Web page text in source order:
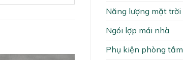
Năng lượng mặt trời
Ngói lợp mái nhà
Phụ kiện phòng tắm